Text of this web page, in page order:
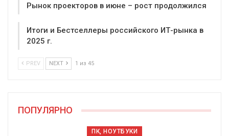
Рынок проекторов в июне – рост продолжился
Итоги и Бестселлеры российского ИТ-рынка в
2025 г.
PREV NEXT 1 из 45
ПОПУЛЯРНО
ПК, НОУТБУКИ